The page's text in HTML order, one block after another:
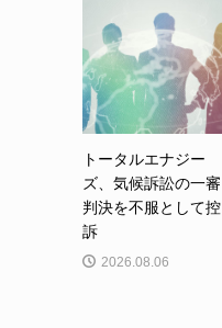
トータルエナジー
ズ、気候訴訟の一審
判決を不服として控
訴
2026.08.06